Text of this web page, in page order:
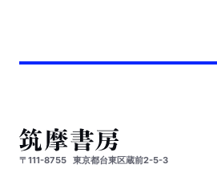
〒111-8755 東京都台東区蔵前2-5-3